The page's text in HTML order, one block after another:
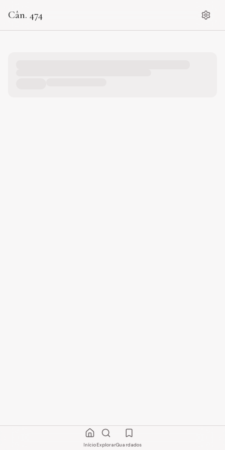
Cân. 474
InícioExplorarGuardados